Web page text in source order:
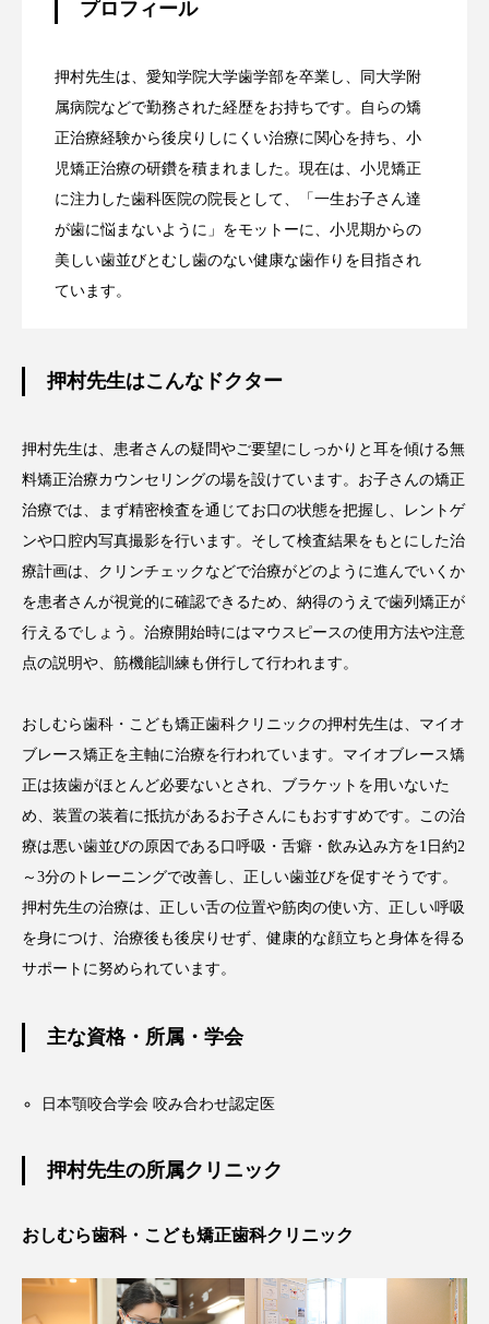
プロフィール
押村先生は、愛知学院大学歯学部を卒業し、同大学附
属病院などで勤務された経歴をお持ちです。自らの矯
正治療経験から後戻りしにくい治療に関心を持ち、小
児矯正治療の研鑽を積まれました。現在は、小児矯正
に注力した歯科医院の院長として、「一生お子さん達
が歯に悩まないように」をモットーに、小児期からの
美しい歯並びとむし歯のない健康な歯作りを目指され
ています。
押村先生はこんなドクター
押村先生は、患者さんの疑問やご要望にしっかりと耳を傾ける無
料矯正治療カウンセリングの場を設けています。お子さんの矯正
治療では、まず精密検査を通じてお口の状態を把握し、レントゲ
ンや口腔内写真撮影を行います。そして検査結果をもとにした治
療計画は、クリンチェックなどで治療がどのように進んでいくか
を患者さんが視覚的に確認できるため、納得のうえで歯列矯正が
行えるでしょう。治療開始時にはマウスピースの使用方法や注意
点の説明や、筋機能訓練も併行して行われます。
おしむら歯科・こども矯正歯科クリニックの押村先生は、マイオ
ブレース矯正を主軸に治療を行われています。マイオブレース矯
正は抜歯がほとんど必要ないとされ、ブラケットを用いないた
め、装置の装着に抵抗があるお子さんにもおすすめです。この治
療は悪い歯並びの原因である口呼吸・舌癖・飲み込み方を1日約2
～3分のトレーニングで改善し、正しい歯並びを促すそうです。
押村先生の治療は、正しい舌の位置や筋肉の使い方、正しい呼吸
を身につけ、治療後も後戻りせず、健康的な顔立ちと身体を得る
サポートに努められています。
主な資格・所属・学会
日本顎咬合学会 咬み合わせ認定医
押村先生の所属クリニック
おしむら歯科・こども矯正歯科クリニック